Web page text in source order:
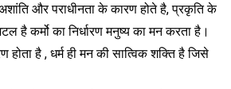
और पराधीनता के कारण होते है, प्रकृति के
है कर्मो का निर्धारण मनुष्य का मन करता है।
होता है , धर्म ही मन की सात्विक शक्ति है जिसे